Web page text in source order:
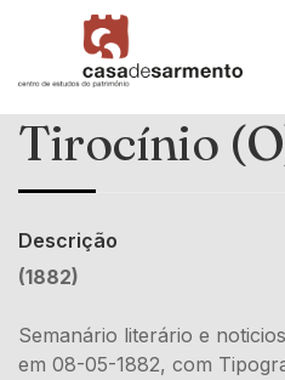
Tirocínio
Descrição
(1882)
Semanário literário e
em 08-05-1882, com